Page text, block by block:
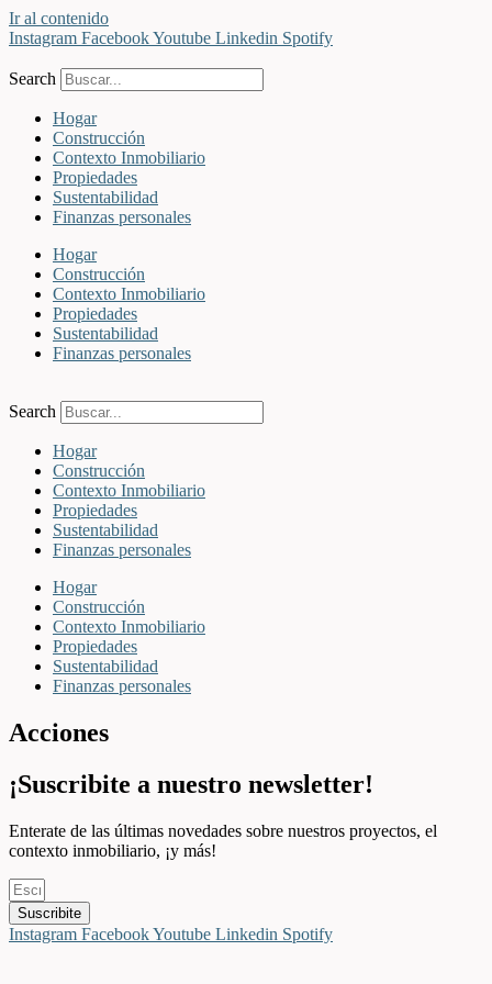
Ir al contenido
Instagram FacebookYoutube Linkedin Spotify
Search
Hogar
Construcción
Contexto Inmobiliario
Propiedades
Sustentabilidad
Finanzas personales
Hogar
Construcción
Contexto Inmobiliario
Propiedades
Sustentabilidad
Finanzas personales
Search
Hogar
Construcción
Contexto Inmobiliario
Propiedades
Sustentabilidad
Finanzas personales
Hogar
Construcción
Contexto Inmobiliario
Propiedades
Sustentabilidad
Finanzas personales
Acciones
¡Suscribite a nuestro newsletter!
Enterate de las últimas novedades sobre nuestros proyectos, el
contexto inmobiliario, ¡y más!
Suscribite
Instagram FacebookYoutube Linkedin Spotify